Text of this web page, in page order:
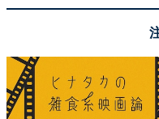
「DEAN & DELUCA ×
定番カラーのシンプル
ク）」は、BRIEFING